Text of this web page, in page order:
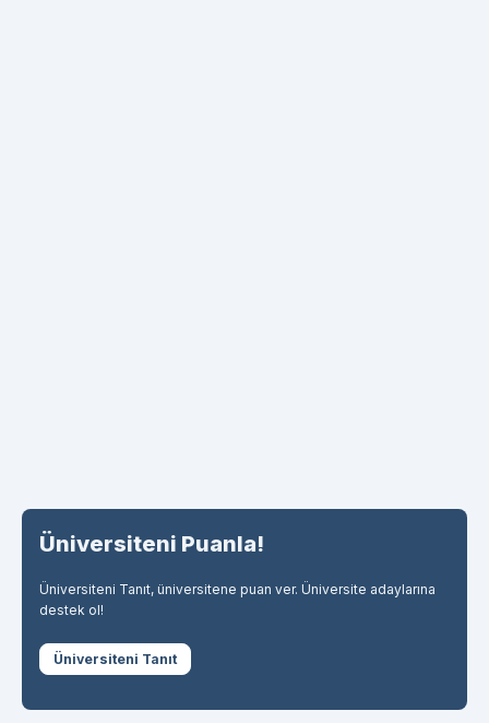
Üniversiteni Puanla!
Üniversiteni Tanıt, üniversitene puan ver. Üniversite adaylarına
destek ol!
Üniversiteni Tanıt